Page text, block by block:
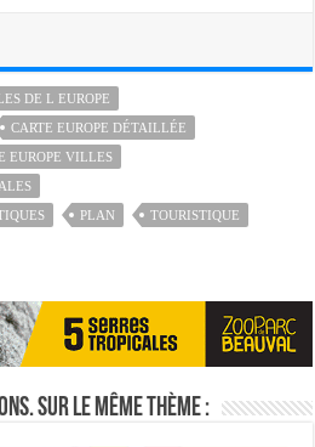
DE L EUROPE
CARTE EUROPE DÉTAILLÉE
EUROPE VILLES
PLAN
TOURISTIQUE
Sur le même thème :